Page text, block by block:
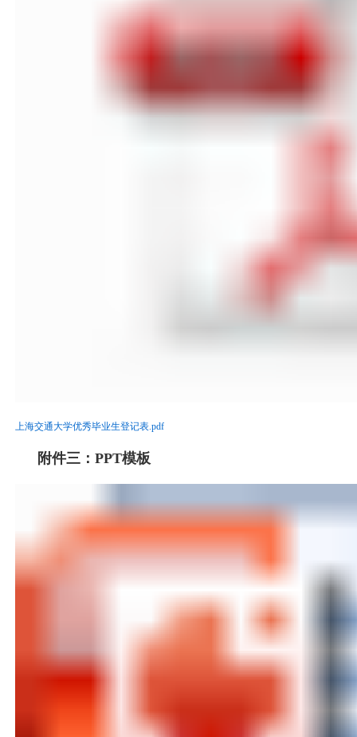
上海交通大学优秀毕业生登记表.pdf
附件三：PPT模板